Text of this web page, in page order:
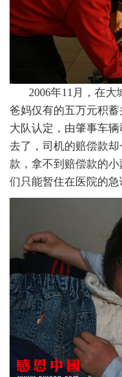
2006年11月，在大
爸妈仅有的五万元积
大队认定，由肇事车
去了，司机的赔偿款
款，拿不到赔偿款的
们只能暂住在医院的急